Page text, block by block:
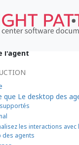
本語•العربية
ce
desktop des agents
à fournir
Plate-forme de
des centres de
l'agent
que Le desktop des
les interactions avec
des agents